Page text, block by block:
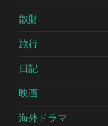
散財
旅行
日記
映画
海外ドラマ